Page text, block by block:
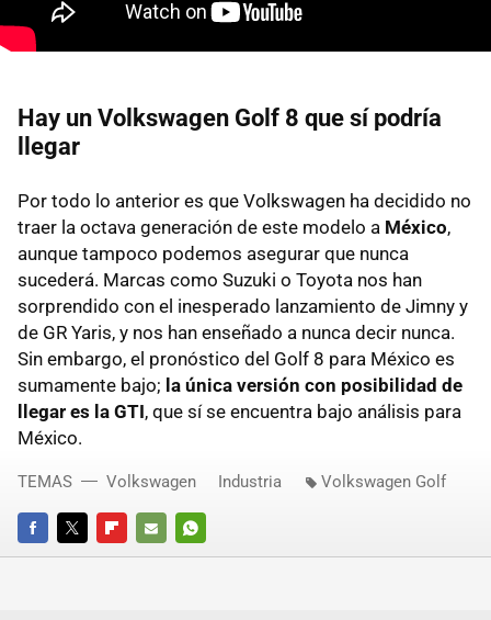
Hay un Volkswagen Golf 8 que sí podría
llegar
Por todo lo anterior es que Volkswagen ha decidido no
traer la octava generación de este modelo a México,
aunque tampoco podemos asegurar que nunca
sucederá. Marcas como Suzuki o Toyota nos han
sorprendido con el inesperado lanzamiento de Jimny y
de GR Yaris, y nos han enseñado a nunca decir nunca.
Sin embargo, el pronóstico del Golf 8 para México es
sumamente bajo; la única versión con posibilidad de
llegar es la GTI, que sí se encuentra bajo análisis para
México.
FACEBOOKTWITTERFLIPBOARD
E-
WHATSAPP
TEMAS Volkswagen Industria Volkswagen Golf